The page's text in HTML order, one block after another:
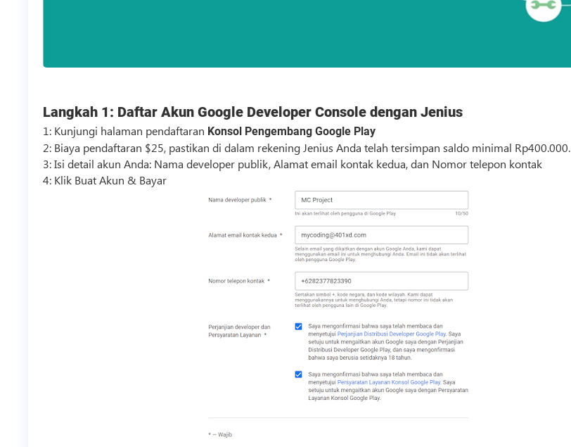
Langkah 1: Daftar Akun Google Developer Console dengan Jenius
1: Kunjungi halaman pendaftaran Konsol Pengembang Google Play
2: Biaya pendaftaran $25, pastikan di dalam rekening Jenius Anda telah tersimpan saldo minimal Rp400.000.
3: Isi detail akun Anda: Nama developer publik, Alamat email kontak kedua, dan Nomor telepon kontak
4: Klik Buat Akun & Bayar